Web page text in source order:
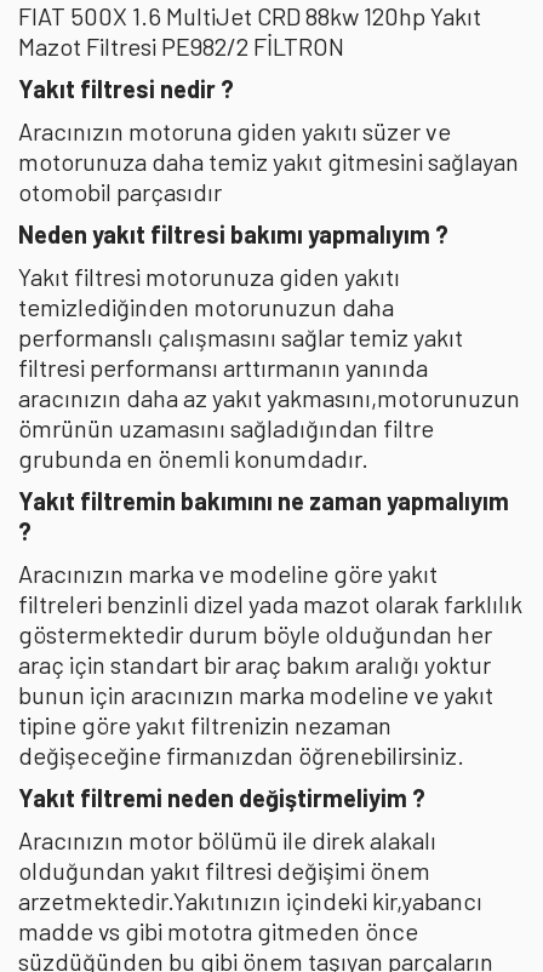
FIAT 500X 1.6 MultiJet CRD 88kw 120hp Yakıt
Mazot Filtresi PE982/2 FİLTRON
Yakıt filtresi nedir ?
Aracınızın motoruna giden yakıtı süzer ve
motorunuza daha temiz yakıt gitmesini sağlayan
otomobil parçasıdır
Neden yakıt filtresi bakımı yapmalıyım ?
Yakıt filtresi motorunuza giden yakıtı
temizlediğinden motorunuzun daha
performanslı çalışmasını sağlar temiz yakıt
filtresi performansı arttırmanın yanında
aracınızın daha az yakıt yakmasını,motorunuzun
ömrünün uzamasını sağladığından filtre
grubunda en önemli konumdadır.
Yakıt filtremin bakımını ne zaman yapmalıyım
?
Aracınızın marka ve modeline göre yakıt
filtreleri benzinli dizel yada mazot olarak farklılık
göstermektedir durum böyle olduğundan her
araç için standart bir araç bakım aralığı yoktur
bunun için aracınızın marka modeline ve yakıt
tipine göre yakıt filtrenizin nezaman
değişeceğine firmanızdan öğrenebilirsiniz.
Yakıt filtremi neden değiştirmeliyim ?
Aracınızın motor bölümü ile direk alakalı
olduğundan yakıt filtresi değişimi önem
arzetmektedir.Yakıtınızın içindeki kir,yabancı
madde vs gibi mototra gitmeden önce
süzdüğünden bu gibi önem taşıyan parçaların